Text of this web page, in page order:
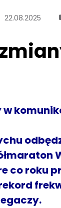
22.08.2025
w
co roku